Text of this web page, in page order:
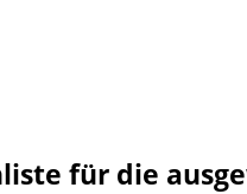
für die